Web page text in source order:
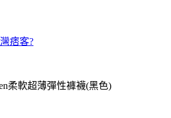
痞客?
柔軟超薄彈性褲襪(黑色)